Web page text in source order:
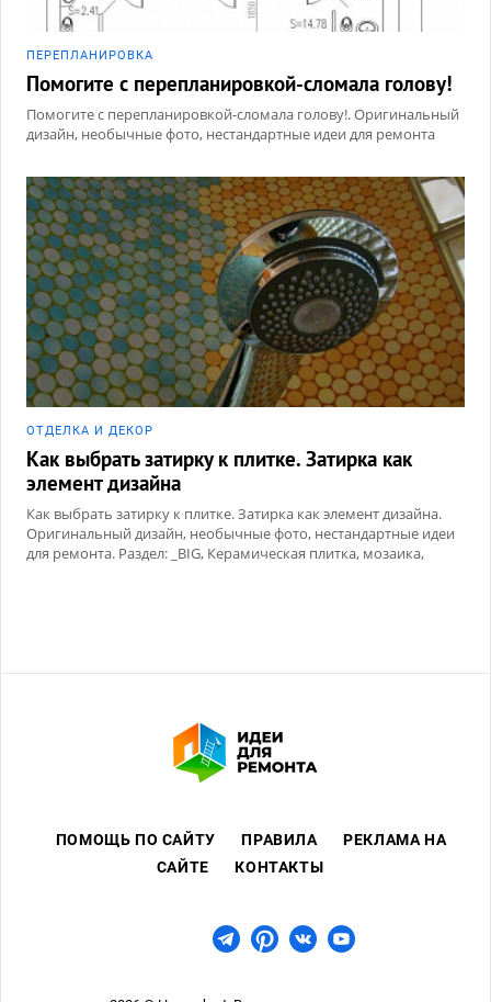
ПЕРЕПЛАНИРОВКА
Помогите с перепланировкой-сломала голову!
Помогите с перепланировкой-сломала голову!. Оригинальный
дизайн, необычные фото, нестандартные идеи для ремонта
ОТДЕЛКА И ДЕКОР
Как выбрать затирку к плитке. Затирка как
элемент дизайна
Как выбрать затирку к плитке. Затирка как элемент дизайна.
Оригинальный дизайн, необычные фото, нестандартные идеи
для ремонта. Раздел: _BIG, Керамическая плитка, мозаика,
ПОМОЩЬ ПО САЙТУ ПРАВИЛА
РЕКЛАМА НА
САЙТЕ
КОНТАКТЫ